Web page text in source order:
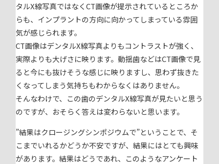
タルX線写真ではなくCT画像が提示されているところか
らも、インプラントの方向に向かってしまっている雰囲
気が感じられます。
CT画像はデンタルX線写真よりもコントラストが強く、
実際よりも大げさに映ります。動揺歯などはCT画像で見
ると今にも抜けそうな感じに映りますし、思わず抜きた
くなってしまう気持ちもわからなくはありません。
そんなわけで、この歯のデンタルX線写真が見たいと思う
のですが、おそらく答えは変わらないと思います。
”結果はクロージングシンポジウムで”ということで、そ
こまでいれるかどうか不安ですが、結果にはとても興味
があります。結果はどうであれ、このようなアンケート